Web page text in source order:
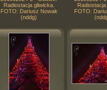
Radiostacja gliwicka.
FOTO: Dariusz Nowak
(nddg)
Radiostacja
FOTO: